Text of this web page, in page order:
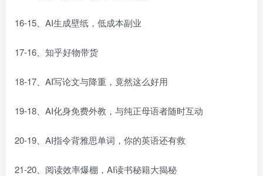
16-15、AI生成壁纸，低成本副业
17-16、知乎好物带货
18-17、AI写论文与降重，竟然这么好用
19-18、AI化身免费外教，与纯正母语者随时互动
20-19、AI指令背雅思单词，你的英语还有救
21-20、阅读效率爆棚，AI读书秘籍大揭秘